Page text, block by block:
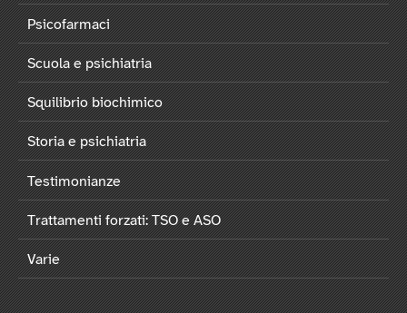
Psicofarmaci
Scuola e psichiatria
Squilibrio biochimico
Storia e psichiatria
Testimonianze
Trattamenti forzati: TSO e ASO
Varie